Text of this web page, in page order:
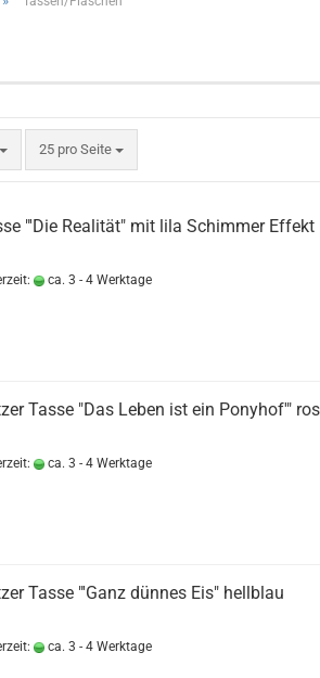
25 pro Seite
pro Seite
"'Die Realität" mit lila Schimmer Effekt
ca. 3 - 4 Werktage
Tasse "Das Leben ist ein Ponyhof'"
ca. 3 - 4 Werktage
Tasse "'Ganz dünnes Eis" hellblau
ca. 3 - 4 Werktage